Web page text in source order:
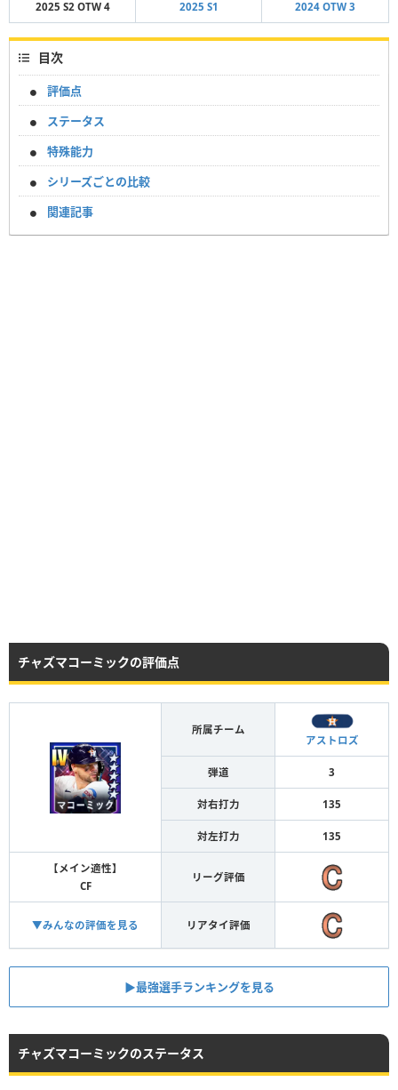
2025 S2 OTW 4 2025 S1 2024 OTW 3
目次
評価点
ステータス
特殊能力
シリーズごとの比較
関連記事
チャズマコーミックの評価点
所属チーム
アストロズ
弾道 3
対右打力 135
対左打力 135
【メイン適性】
CF
リーグ評価
▼みんなの評価を見る リアタイ評価
▶︎最強選手ランキングを見る
チャズマコーミックのステータス